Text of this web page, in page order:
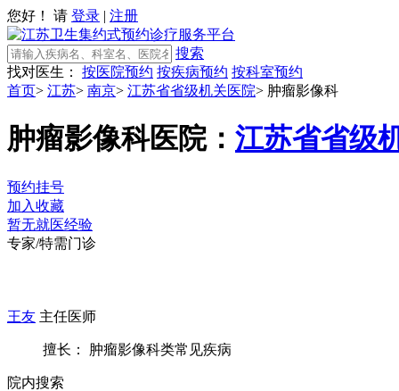
您好！ 请 登录 | 注册
搜索
找对医生：
按医院预约 按疾病预约 按科室预约
首页> 江苏> 南京> 江苏省省级机关医院> 肿瘤影像科
肿瘤影像科医院： 江苏省省级
预约挂号
加入收藏
暂无就医经验
专家/特需门诊
王友 主任医师
擅长： 肿瘤影像科类常见疾病
院内搜索